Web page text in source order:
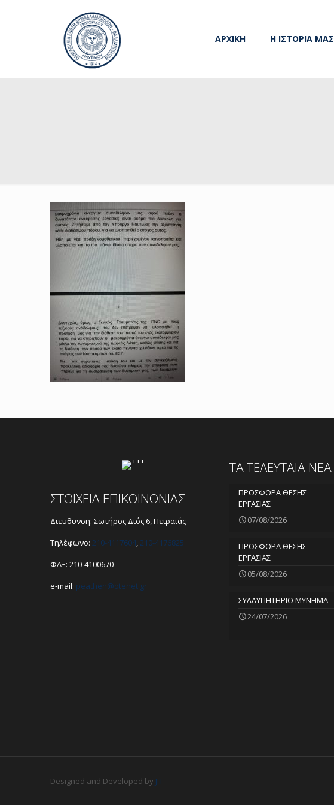
ΑΡΧΙΚΗ Η ΙΣΤΟΡΙΑ ΜΑΣ
ΣΤΟΙΧΕΙΑ ΕΠΙΚΟΙΝΩΝΙΑΣ
Διευθυνση: Σωτήρος Διός 6, Πειραιάς
Τηλέφωνο: 210-4117604,210-4176825
ΦΑΞ: 210-4100670
e-mail: peathen@otenet.gr
ΤΑ ΤΕΛΕΥΤΑΙΑ ΝΕΑ
ΠΡΟΣΦΟΡΑ ΘΕΣΗΣ
ΕΡΓΑΣΙΑΣ
07/08/2026
ΠΡΟΣΦΟΡΑ ΘΕΣΗΣ
ΕΡΓΑΣΙΑΣ
05/08/2026
ΣΥΛΛΥΠΗΤΗΡΙΟ ΜΥΝΗΜΑ
24/07/2026
Designed and Developed by JIT